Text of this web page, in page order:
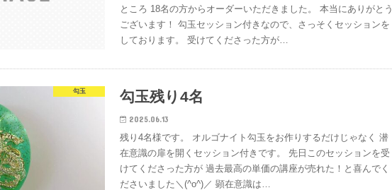
ところ 18名の方からオーダーいただきました。 本当にありがとう
ございます！ 勾玉セッション付きなので、さっそくセッションを
しております。 受けてくださった方が…
勾玉 勾玉残り4名
2025.06.13
残り4名様です。 オルゴナイト勾玉をお作りするだけじゃなく 潜
在意識の扉を開くセッション付きです。 先日このセッションを受
けてくださった方が 過去最高の単価の講座が売れた！と喜んでく
ださいました＼(^o^)／ 顕在意識は…